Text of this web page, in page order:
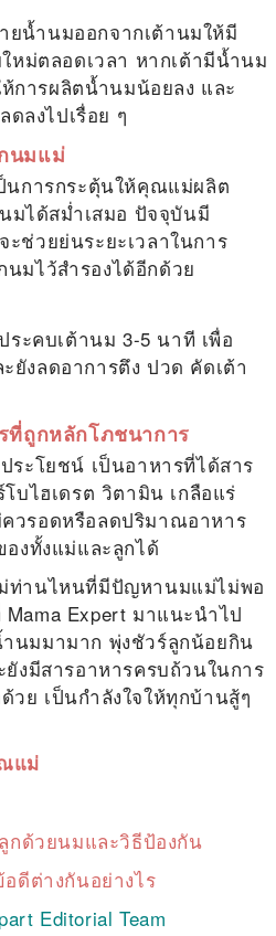
ยน้ำนมออกจากเต้านมให้มี
ม่ตลอดเวลา หากเต้ามีน้ำนม
การผลิตน้ำนมน้อยลง และ
ลงไปเรื่อย ๆ
นมแม่
นการกระตุ้นให้คุณแม่ผลิต
ได้สม่ำเสมอ ปัจจุบันมี
ช่วยย่นระยะเวลาในการ
มไว้สำรองได้อีกด้วย
ะคบเต้านม 3-5 นาที เพื่อ
งลดอาการตึง ปวด คัดเต้า
ที่ถูกหลักโภชนาการ
ระโยชน์ เป็นอาหารที่ได้สาร
บไฮเดรต วิตามิน เกลือแร่
วรอดหรือลดปริมาณอาหาร
องทั้งแม่และลูกได้
ท่านไหนที่มีปัญหานมแม่ไม่พอ
Expert มาแนะนำไป
นมมามาก พุ่งชัวร์ลูกน้อยกิน
งมีสารอาหารครบถ้วนในการ
วย เป็นกำลังใจให้ทุกบ้านสู้ๆ
แม่
กด้วยนมและวิธีป้องกัน
ดีต่างกันอย่างไร
Editorial Team